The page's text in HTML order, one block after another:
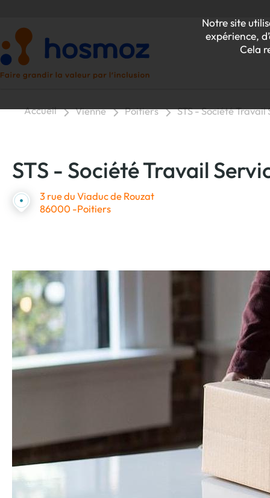
Notre site
expérience,
Cela
Accueil Vienne Poitiers STS - Société Travail
STS - Société Travail
3 rue du Viaduc de Rouzat
86000 -Poitiers